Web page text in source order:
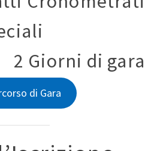
2 Giorni di gara
di Gara